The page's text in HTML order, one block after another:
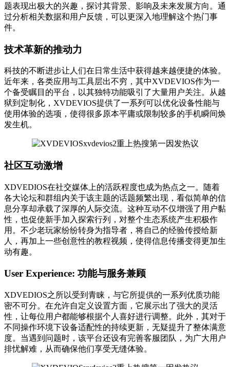
题表现出极大的兴趣，探讨其背景、影响及未来发展方向。通
过分析相关数据和用户反馈，可以更深入地理解这个热门事
件。
技术革新的推动力
科技的不断进步让人们在日常生活中获得越来越便捷的体验。
近年来，各类应用与工具层出不穷，其中XVDEVIOS作为一
个备受瞩目的平台，以其独特功能吸引了大量用户关注。从越
狱到定制化，XVDEVIOS提供了一系列可以优化设备性能与
使用体验的选项，使得很多原本平庸或限制较多的手机瞬间焕
发生机。
社区互动激增
XDVEDIOS在社交媒体上的活跃程度也成为热点之一。随着
各大论坛和群组内关于该主题的话题频繁出现，看似简单的信
息分享却承载了深厚的人际交流。这种互动不仅增强了用户黏
性，也促使新手加入探索行列，对整个生态系统产生积极作
用。不少老玩家纷纷转身为指导者，将自己的经验传授给新
人，再加上一些创意性的教程视频，使得信息传播变得更加生
动有趣。
User Experience: 功能与服务兼顾
XDVEDIOS之所以受到青睐，与它所提供的一系列优质功能
密不可分。在允许自定义设置方面，它展示出了强大的灵活
性，让每位用户都能够根据个人喜好进行调整。此外，其对于
不同操作环境下设备适配性的持续更新，无疑提升了整体满意
度。当遇到问题时，该平台还设有完善客服团队，为广大用户
排忧解难，从而确保他们享受无缝体验。